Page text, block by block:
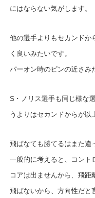
にはならない気がします。
他の選手よりもセカンドか
く良いみたいです。
パーオン時のピンの近さみ
S・ノリス選手も同じ様な
うよりはセカンドからが以
飛ばなても勝てるはまた違
一般的に考えると、コント
コアは出ませんから、飛距
飛ばないから、方向性だと